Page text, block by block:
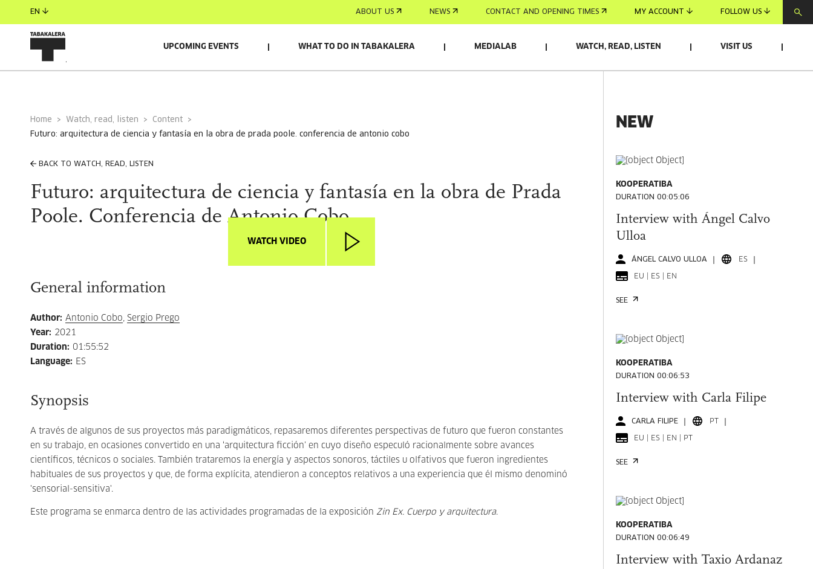
EN ABOUT US NEWS CONTACT AND OPENING TIMES MY ACCOUNT FOLLOW US
UPCOMING EVENTS WHAT TO DO IN TABAKALERA MEDIALAB WATCH, READ, LISTEN VISIT US
Home Watch, read, listen
Content
futuro: arquitectura de ciencia y fantasía en la obra de prada poole. conferencia de antonio cobo
BACK TO WATCH, READ, LISTEN
Futuro: arquitectura de ciencia y fantasía en la obra de Prada
Poole. Conferencia de Antonio Cobo
WATCH VIDEO
General information
Author: Antonio Cobo, Sergio Prego
Year: 2021
Duration: 01:55:52
Language: ES
Synopsis
A través de algunos de sus proyectos más paradigmáticos, repasaremos diferentes perspectivas de futuro que fueron constantes
en su trabajo, en ocasiones convertido en una ‘arquitectura ficción’ en cuyo diseño especuló racionalmente sobre avances
científicos, técnicos o sociales. También trataremos la energía y aspectos sonoros, táctiles u olfativos que fueron ingredientes
habituales de sus proyectos y que, de forma explícita, atendieron a conceptos relativos a una experiencia que él mismo denominó
'sensorial-sensitiva'.
Este programa se enmarca dentro de las actividades programadas de la exposición Zin Ex. Cuerpo y arquitectura.
NEW
KOOPERATIBA
DURATION 00:05:06
Interview with Ángel Calvo
Ulloa
ÁNGEL CALVO ULLOA ES
EU | ES | EN
SEE
KOOPERATIBA
DURATION 00:06:53
Interview with Carla Filipe
CARLA FILIPE PT
EU | ES | EN | PT
SEE
KOOPERATIBA
DURATION 00:06:49
Interview with Taxio Ardanaz